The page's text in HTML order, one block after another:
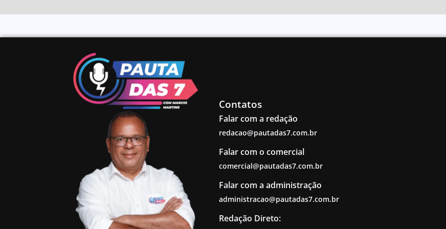
Contatos
Falar com a redação
redacao@pautadas7.com.br
Falar com o comercial
comercial@pautadas7.com.br
Falar com a administração
administracao@pautadas7.com.br
Redação Direto: